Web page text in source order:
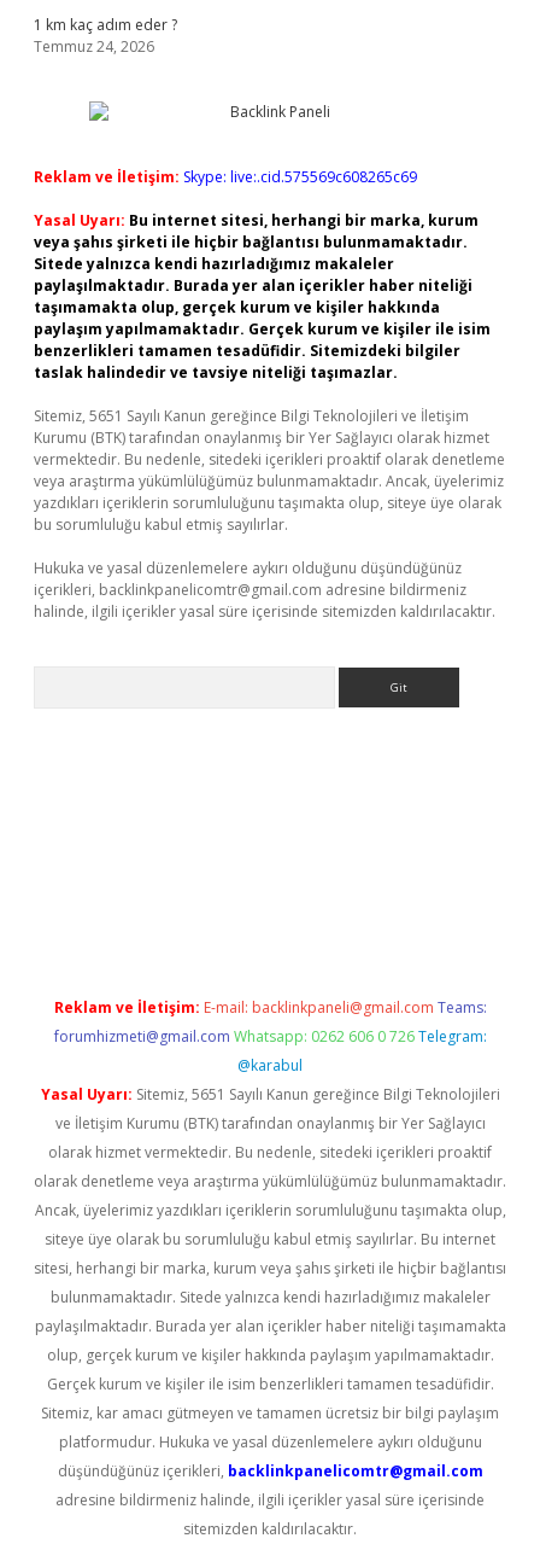
1 km kaç adım eder ?
Temmuz 24, 2026
Reklam ve İletişim: Skype: live:.cid.575569c608265c69
Yasal Uyarı: Bu internet sitesi, herhangi bir marka, kurum
veya şahıs şirketi ile hiçbir bağlantısı bulunmamaktadır.
Sitede yalnızca kendi hazırladığımız makaleler
paylaşılmaktadır. Burada yer alan içerikler haber niteliği
taşımamakta olup, gerçek kurum ve kişiler hakkında
paylaşım yapılmamaktadır. Gerçek kurum ve kişiler ile isim
benzerlikleri tamamen tesadüfidir. Sitemizdeki bilgiler
taslak halindedir ve tavsiye niteliği taşımazlar.
Sitemiz, 5651 Sayılı Kanun gereğince Bilgi Teknolojileri ve İletişim
Kurumu (BTK) tarafından onaylanmış bir Yer Sağlayıcı olarak hizmet
vermektedir. Bu nedenle, sitedeki içerikleri proaktif olarak denetleme
veya araştırma yükümlülüğümüz bulunmamaktadır. Ancak, üyelerimiz
yazdıkları içeriklerin sorumluluğunu taşımakta olup, siteye üye olarak
bu sorumluluğu kabul etmiş sayılırlar.
Hukuka ve yasal düzenlemelere aykırı olduğunu düşündüğünüz
içerikleri, backlinkpanelicomtr@gmail.com adresine bildirmeniz
halinde, ilgili içerikler yasal süre içerisinde sitemizden kaldırılacaktır.
Reklam ve İletişim: E-mail: backlinkpaneli@gmail.com Teams:
forumhizmeti@gmail.com Whatsapp: 0262 606 0 726 Telegram:
@karabul
Yasal Uyarı: Sitemiz, 5651 Sayılı Kanun gereğince Bilgi Teknolojileri
ve İletişim Kurumu (BTK) tarafından onaylanmış bir Yer Sağlayıcı
olarak hizmet vermektedir. Bu nedenle, sitedeki içerikleri proaktif
olarak denetleme veya araştırma yükümlülüğümüz bulunmamaktadır.
Ancak, üyelerimiz yazdıkları içeriklerin sorumluluğunu taşımakta olup,
siteye üye olarak bu sorumluluğu kabul etmiş sayılırlar. Bu internet
sitesi, herhangi bir marka, kurum veya şahıs şirketi ile hiçbir bağlantısı
bulunmamaktadır. Sitede yalnızca kendi hazırladığımız makaleler
paylaşılmaktadır. Burada yer alan içerikler haber niteliği taşımamakta
olup, gerçek kurum ve kişiler hakkında paylaşım yapılmamaktadır.
Gerçek kurum ve kişiler ile isim benzerlikleri tamamen tesadüfidir.
Sitemiz, kar amacı gütmeyen ve tamamen ücretsiz bir bilgi paylaşım
platformudur. Hukuka ve yasal düzenlemelere aykırı olduğunu
düşündüğünüz içerikleri, backlinkpanelicomtr@gmail.com
adresine bildirmeniz halinde, ilgili içerikler yasal süre içerisinde
sitemizden kaldırılacaktır.